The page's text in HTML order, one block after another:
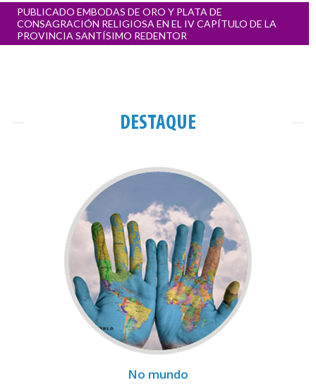
Navegação
artigos
PUBLICADO EMBODAS DE ORO Y PLATA DE
CONSAGRACIÓN RELIGIOSA EN EL IV CAPÍTULO DE LA
PROVINCIA SANTÍSIMO REDENTOR
DESTAQUE
No mundo